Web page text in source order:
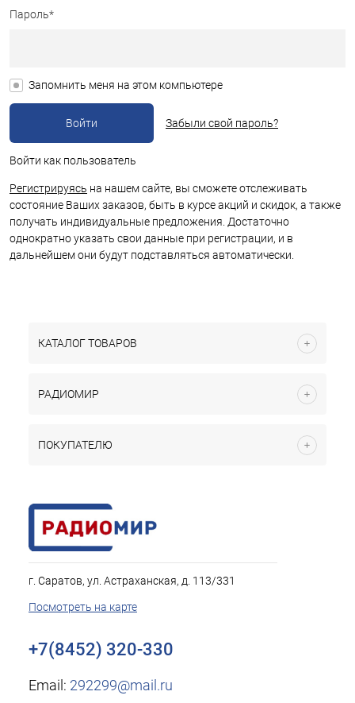
Пароль*
Запомнить меня на этом компьютере
Забыли свой пароль?
Войти как пользователь
Регистрируясь на нашем сайте, вы сможете отслеживать
состояние Ваших заказов, быть в курсе акций и скидок, а также
получать индивидуальные предложения. Достаточно
однократно указать свои данные при регистрации, и в
дальнейшем они будут подставляться автоматически.
КАТАЛОГ ТОВАРОВ
РАДИОМИР
ПОКУПАТЕЛЮ
г. Саратов, ул. Астраханская, д. 113/331
Посмотреть на карте
+7(8452) 320-330
Email: 292299@mail.ru